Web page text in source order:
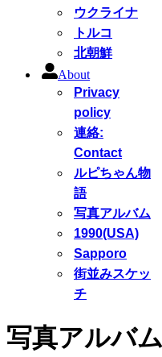
ウクライナ
トルコ
北朝鮮
About
Privacy
policy
連絡:
Contact
ルピちゃん物
語
写真アルバム
1990(USA)
Sapporo
街並みスケッ
チ
写真アルバ